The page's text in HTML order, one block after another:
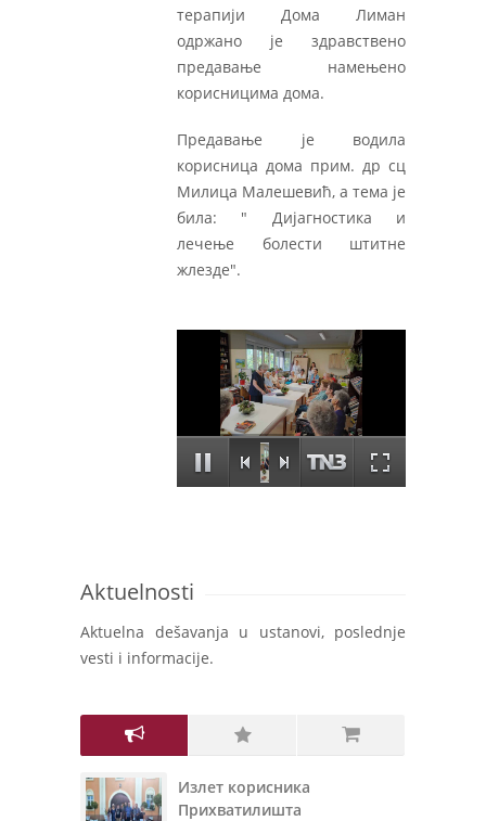
терапији Дома Лиман
одржано је здравствено
предавање намењено
корисницима дома.
Предавање је водила
корисница дома прим. др сц
Милица Малешевић, а тема је
била: " Дијагностика и
лечење болести штитне
жлезде".
Aktuelnosti
Aktuelna dešavanja u ustanovi, poslednje
vesti i informacije.
Излет корисника
Прихватилишта